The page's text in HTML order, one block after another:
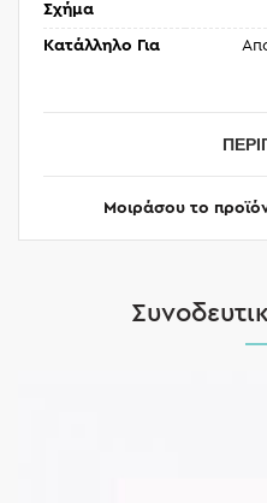
Σχήμα
Κατάλληλο Για
Μοιράσου το